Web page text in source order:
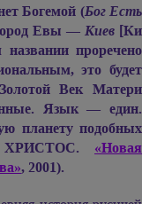
Богемой (Бог Есть
Евы — Киев [Ки
проречено
это будет
Век Матери
Язык — един.
планету подобных
ХРИСТОС. «Новая
, 2001).